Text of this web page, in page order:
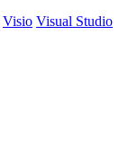
Visio Visual Studio